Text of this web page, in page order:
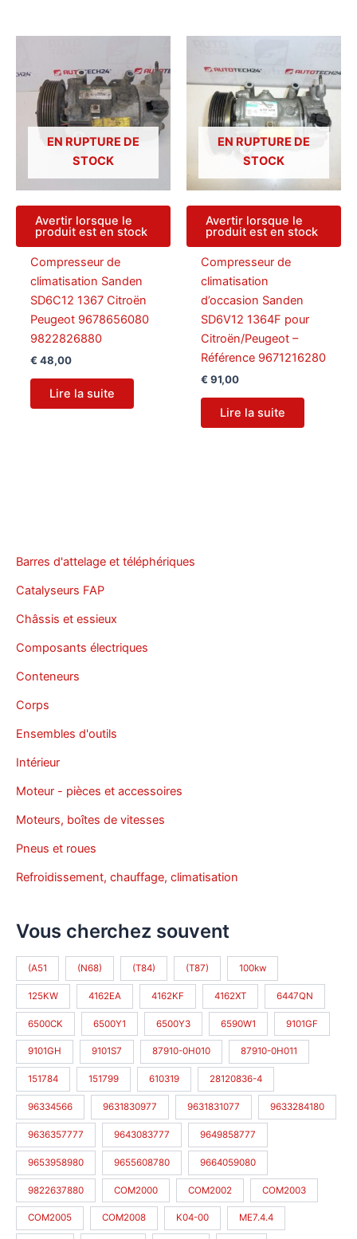
Barres d'attelage et téléphériques
Catalyseurs FAP
Châssis et essieux
Composants électriques
Conteneurs
Corps
Ensembles d'outils
Intérieur
Moteur - pièces et accessoires
Moteurs, boîtes de vitesses
Pneus et roues
Refroidissement, chauffage, climatisation
Vous cherchez souvent
(A51 (N68) (T84) (T87) 100kw
125KW 4162EA 4162KF 4162XT 6447QN
6500CK 6500Y1 6500Y3 6590W1 9101GF
9101GH 9101S7 87910-0H010 87910-0H011
151784 151799 610319 28120836-4
96334566 9631830977 9631831077 9633284180
9636357777 9643083777 9649858777
9653958980 9655608780 9664059080
9822637880 COM2000 COM2002 COM2003
COM2005 COM2008 K04-00 ME7.4.4
EN RUPTURE DE
STOCK
Avertir lorsque le
produit est en stock
Compresseur de
climatisation Sanden
SD6C12 1367 Citroën
Peugeot 9678656080
9822826880
€ 48,00
Lire la suite
EN RUPTURE DE
STOCK
Avertir lorsque le
produit est en stock
Compresseur de
climatisation
d’occasion Sanden
SD6V12 1364F pour
Citroën/Peugeot –
Référence 9671216280
€ 91,00
Lire la suite